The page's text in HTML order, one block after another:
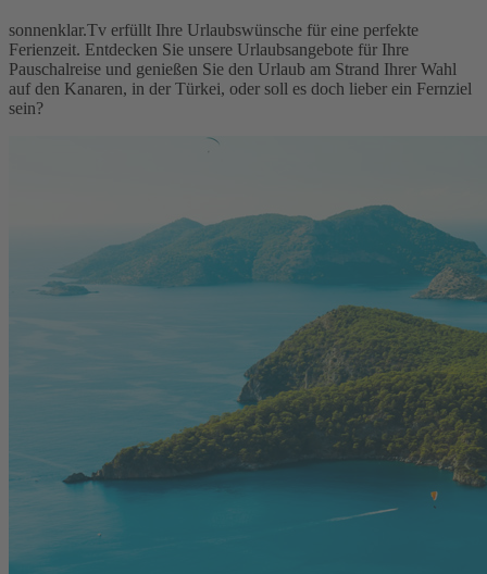
sonnenklar.Tv erfüllt Ihre Urlaubswünsche für eine perfekte
Ferienzeit. Entdecken Sie unsere Urlaubsangebote für Ihre
Pauschalreise und genießen Sie den Urlaub am Strand Ihrer Wahl
auf den Kanaren, in der Türkei, oder soll es doch lieber ein Fernziel
sein?